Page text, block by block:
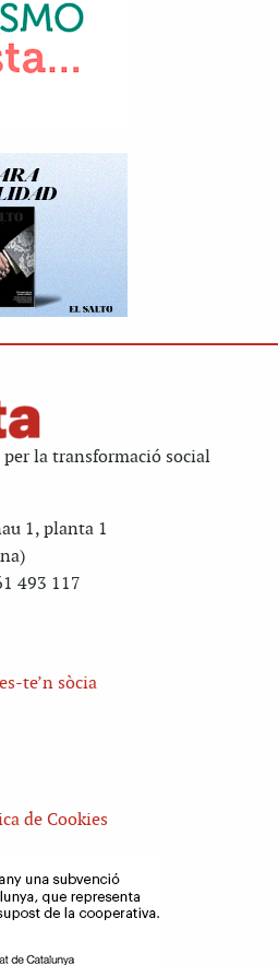
la transformació social
1, planta 1
493 117
te’n sòcia
de Cookies